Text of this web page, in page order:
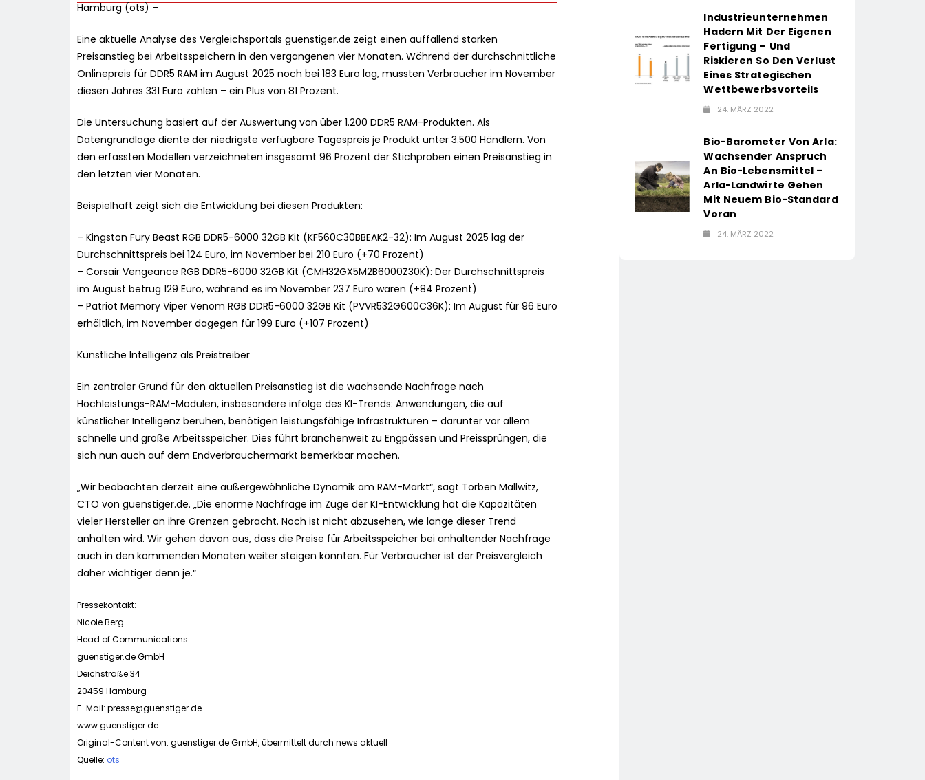
Hamburg (ots) –
Eine aktuelle Analyse des Vergleichsportals guenstiger.de zeigt einen auffallend starken
Preisanstieg bei Arbeitsspeichern in den vergangenen vier Monaten. Während der durchschnittliche
Onlinepreis für DDR5 RAM im August 2025 noch bei 183 Euro lag, mussten Verbraucher im November
diesen Jahres 331 Euro zahlen – ein Plus von 81 Prozent.
Die Untersuchung basiert auf der Auswertung von über 1.200 DDR5 RAM-Produkten. Als
Datengrundlage diente der niedrigste verfügbare Tagespreis je Produkt unter 3.500 Händlern. Von
den erfassten Modellen verzeichneten insgesamt 96 Prozent der Stichproben einen Preisanstieg in
den letzten vier Monaten.
Beispielhaft zeigt sich die Entwicklung bei diesen Produkten:
– Kingston Fury Beast RGB DDR5-6000 32GB Kit (KF560C30BBEAK2-32): Im August 2025 lag der
Durchschnittspreis bei 124 Euro, im November bei 210 Euro (+70 Prozent)
– Corsair Vengeance RGB DDR5-6000 32GB Kit (CMH32GX5M2B6000Z30K): Der Durchschnittspreis
im August betrug 129 Euro, während es im November 237 Euro waren (+84 Prozent)
– Patriot Memory Viper Venom RGB DDR5-6000 32GB Kit (PVVR532G600C36K): Im August für 96 Euro
erhältlich, im November dagegen für 199 Euro (+107 Prozent)
Künstliche Intelligenz als Preistreiber
Ein zentraler Grund für den aktuellen Preisanstieg ist die wachsende Nachfrage nach
Hochleistungs-RAM-Modulen, insbesondere infolge des KI-Trends: Anwendungen, die auf
künstlicher Intelligenz beruhen, benötigen leistungsfähige Infrastrukturen – darunter vor allem
schnelle und große Arbeitsspeicher. Dies führt branchenweit zu Engpässen und Preissprüngen, die
sich nun auch auf dem Endverbrauchermarkt bemerkbar machen.
„Wir beobachten derzeit eine außergewöhnliche Dynamik am RAM-Markt“, sagt Torben Mallwitz,
CTO von guenstiger.de. „Die enorme Nachfrage im Zuge der KI-Entwicklung hat die Kapazitäten
vieler Hersteller an ihre Grenzen gebracht. Noch ist nicht abzusehen, wie lange dieser Trend
anhalten wird. Wir gehen davon aus, dass die Preise für Arbeitsspeicher bei anhaltender Nachfrage
auch in den kommenden Monaten weiter steigen könnten. Für Verbraucher ist der Preisvergleich
daher wichtiger denn je.“
Pressekontakt:
Nicole Berg
Head of Communications
guenstiger.de GmbH
Deichstraße 34
20459 Hamburg
E-Mail: presse@guenstiger.de
www.guenstiger.de
Original-Content von: guenstiger.de GmbH, übermittelt durch news aktuell
Quelle: ots
Industrieunternehmen
Hadern Mit Der Eigenen
Fertigung – Und
Riskieren So Den Verlust
Eines Strategischen
Wettbewerbsvorteils
24. MÄRZ 2022
Bio-Barometer Von Arla:
Wachsender Anspruch
An Bio-Lebensmittel –
Arla-Landwirte Gehen
Mit Neuem Bio-Standard
Voran
24. MÄRZ 2022